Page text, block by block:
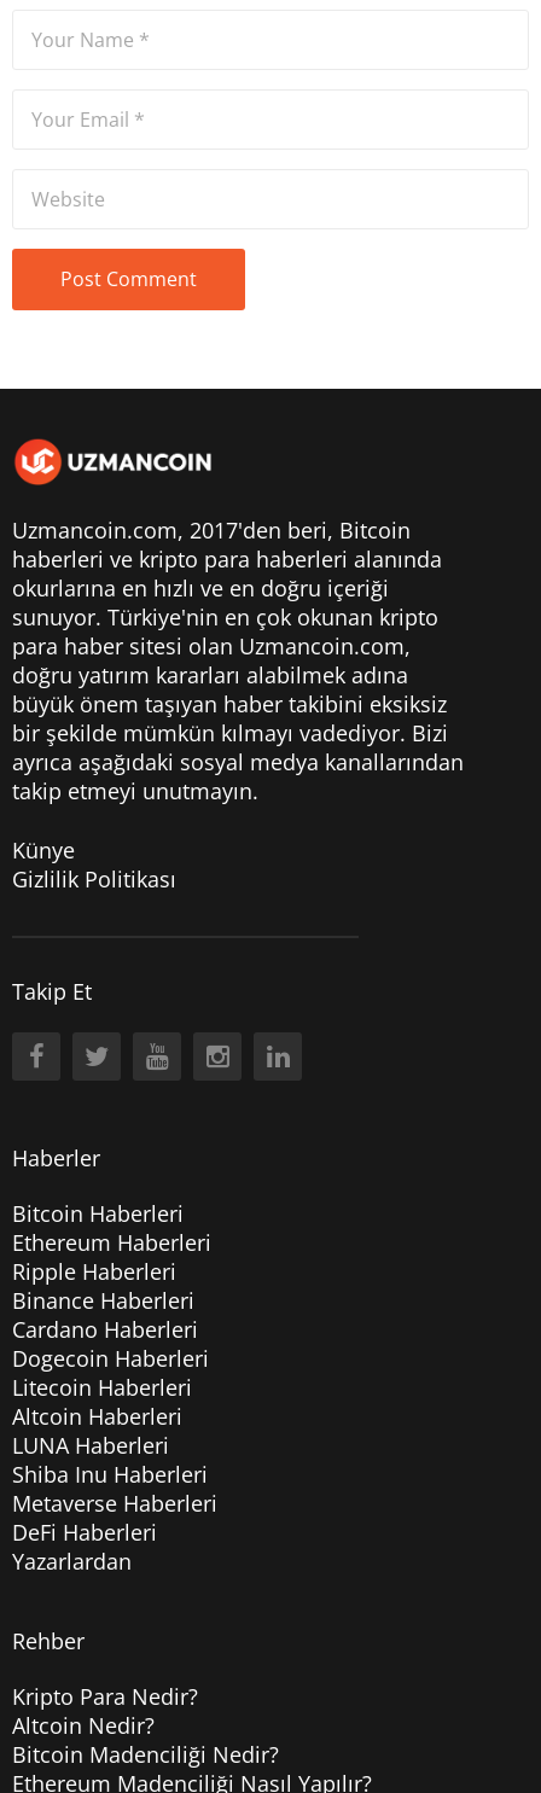
Uzmancoin.com, 2017'den beri, Bitcoin
haberleri ve kripto para haberleri alanında
okurlarına en hızlı ve en doğru içeriği
sunuyor. Türkiye'nin en çok okunan kripto
para haber sitesi olan Uzmancoin.com,
doğru yatırım kararları alabilmek adına
büyük önem taşıyan haber takibini eksiksiz
bir şekilde mümkün kılmayı vadediyor. Bizi
ayrıca aşağıdaki sosyal medya kanallarından
takip etmeyi unutmayın.
Künye
Gizlilik Politikası
Takip Et
Haberler
Bitcoin Haberleri
Ethereum Haberleri
Ripple Haberleri
Binance Haberleri
Cardano Haberleri
Dogecoin Haberleri
Litecoin Haberleri
Altcoin Haberleri
LUNA Haberleri
Shiba Inu Haberleri
Metaverse Haberleri
DeFi Haberleri
Yazarlardan
Rehber
Kripto Para Nedir?
Altcoin Nedir?
Bitcoin Madenciliği Nedir?
Ethereum Madenciliği Nasıl Yapılır?